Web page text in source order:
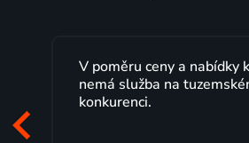
V poměru ceny a nabídky
nemá služba na
konkurenci.